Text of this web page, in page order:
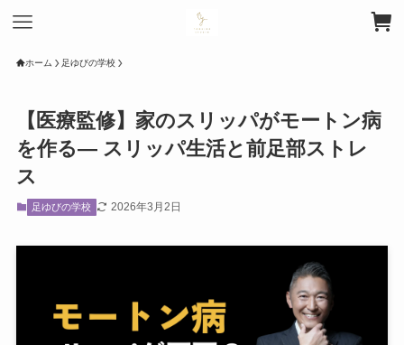
ホーム 足ゆびの学校
【医療監修】家のスリッパがモートン病
を作る― スリッパ生活と前足部ストレ
ス
足ゆびの学校 2026年3月2日